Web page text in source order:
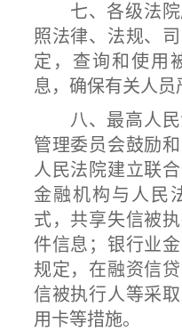
七、各级法院
照法律、法规、
定，查询和使用
息，确保有关人员
八、最高人民
管理委员会鼓励
人民法院建立联
金融机构与人民
式，共享失信被
件信息；银行业
规定，在融资信
信被执行人等采
用卡等措施。